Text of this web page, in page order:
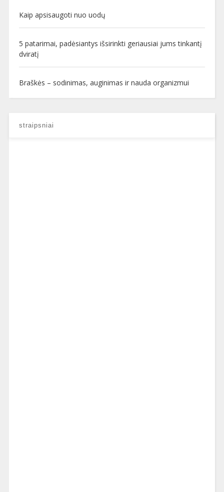
Kaip apsisaugoti nuo uodų
5 patarimai, padėsiantys išsirinkti geriausiai jums tinkantį
dviratį
Braškės – sodinimas, auginimas ir nauda organizmui
straipsniai